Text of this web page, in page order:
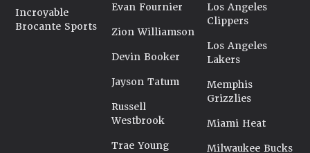
Incroyable
Brocante Sports
Evan Fournier
Zion Williamson
Devin Booker
Jayson Tatum
Russell
Westbrook
Trae Young
Los Angeles
Clippers
Los Angeles
Lakers
Memphis
Grizzlies
Miami Heat
Milwaukee Bucks